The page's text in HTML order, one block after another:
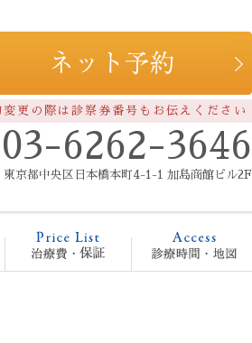
変更の際は診察券番号もお伝えください
03-6262-3646
東京都中央区日本橋本町4-1-1 加島商館ビル2F
療メニュー 治療費・保証